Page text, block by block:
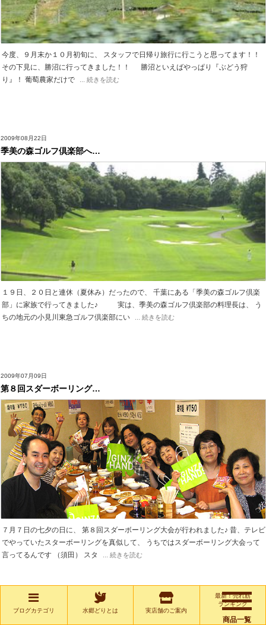
商品一覧
今度、９月末か１０月初旬に、 スタッフで日帰り旅行に行こうと思ってます！！
その下見に、勝沼に行ってきました！！ 勝沼といえばやっぱり『ぶどう狩
り』！ 葡萄農家だけで
... 続きを読む
2009年08月22日
季美の森ゴルフ倶楽部へ…
１９日、２０日と連休（夏休み）だったので、 千葉にある「季美の森ゴルフ倶楽
部」に家族で行ってきました♪ 実は、季美の森ゴルフ倶楽部の料理長は、 う
ちの地元の小見川東急ゴルフ倶楽部にい
... 続きを読む
2009年07月09日
第８回スダーボーリング…
７月７日の七夕の日に、 第８回スダーボーリング大会が行われました♪ 昔、テレビ
でやっていたスターボーリングを真似して、 うちではスダーボーリング大会って
言ってるんです （須田） スタ
... 続きを読む
ブログカテゴリ 水郷どりとは 実店舗のご案内
最新！売れ筋
ランキング